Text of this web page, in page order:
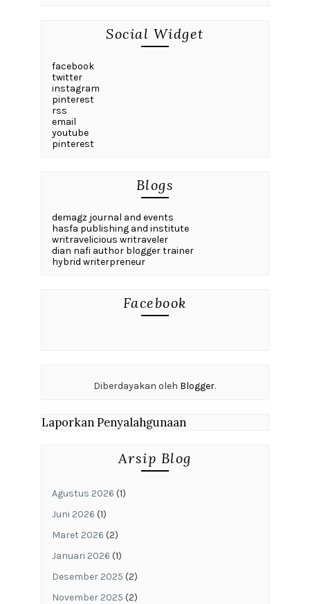
Social Widget
facebook
twitter
instagram
pinterest
rss
email
youtube
pinterest
Blogs
demagz journal and events
hasfa publishing and institute
writravelicious writraveler
dian nafi author blogger trainer
hybrid writerpreneur
Facebook
Diberdayakan oleh Blogger.
Laporkan Penyalahgunaan
Arsip Blog
Agustus 2026 (1)
Juni 2026 (1)
Maret 2026 (2)
Januari 2026 (1)
Desember 2025 (2)
November 2025 (2)